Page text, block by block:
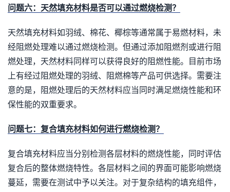
问题六：天然填充材料是否可以通过燃烧检测？
天然填充材料如羽绒、棉花、椰棕等通常属于易燃材料，未
经阻燃处理难以通过燃烧检测。但通过添加阻燃剂或进行阻
燃处理，天然材料同样可以获得良好的阻燃性能。目前市场
上有经过阻燃处理的羽绒、阻燃棉等产品可供选择。需要注
意的是，阻燃处理后的天然材料应当同时满足燃烧性能和环
保性能的双重要求。
问题七：复合填充材料如何进行燃烧检测？
复合填充材料应当分别检测各层材料的燃烧性能，同时评估
复合后的整体燃烧特性。各层材料之间的界面可能影响燃烧
蔓延，需要在测试中予以关注。对于复杂结构的填充组件，